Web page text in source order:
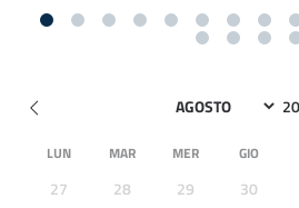
LUN MAR MER GIO
27 28 29 30